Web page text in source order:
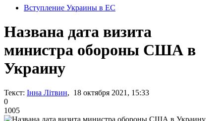
Вступление Украины в ЕС
Названа дата визита
министра обороны США в
Украину
Текст: Інна Літвин, 18 октября 2021, 15:33
0
1005